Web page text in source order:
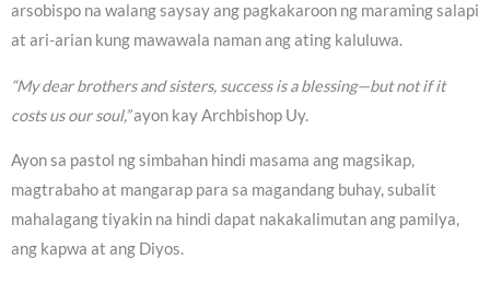
arsobispo na walang saysay ang pagkakaroon ng maraming salapi
at ari-arian kung mawawala naman ang ating kaluluwa.
“My dear brothers and sisters, success is a blessing—but not if it
costs us our soul,”ayon kay Archbishop Uy.
Ayon sa pastol ng simbahan hindi masama ang magsikap,
magtrabaho at mangarap para sa magandang buhay, subalit
mahalagang tiyakin na hindi dapat nakakalimutan ang pamilya,
ang kapwa at ang Diyos.